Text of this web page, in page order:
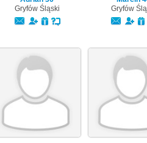
Gryfów Śląski
Gryfów